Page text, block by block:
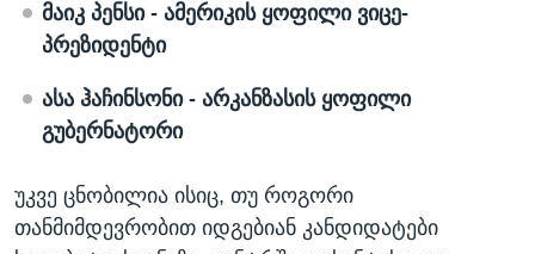
მაიკ პენსი- ამერიკის ყოფილი ვიცე-
პრეზიდენტი
ასა ჰაჩინსონი- არკანზასის ყოფილი
გუბერნატორი
უკვე ცნობილია ისიც, თუ როგორი
თანმიმდევრობით იდგებიან კანდიდატები